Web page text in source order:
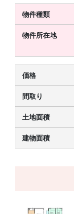
物件種類
物件所在地
価格
間取り
土地面積
建物面積